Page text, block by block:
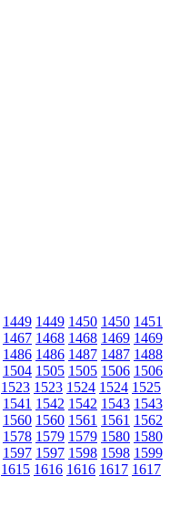
1449 1449 1450 1450 1451
1467 1468 1468 1469 1469
1486 1486 1487 1487 1488
1504 1505 1505 1506 1506
1523 1523 1524 1524 1525
1541 1542 1542 1543 1543
1560 1560 1561 1561 1562
1578 1579 1579 1580 1580
1597 1597 1598 1598 1599
1615 1616 1616 1617 1617